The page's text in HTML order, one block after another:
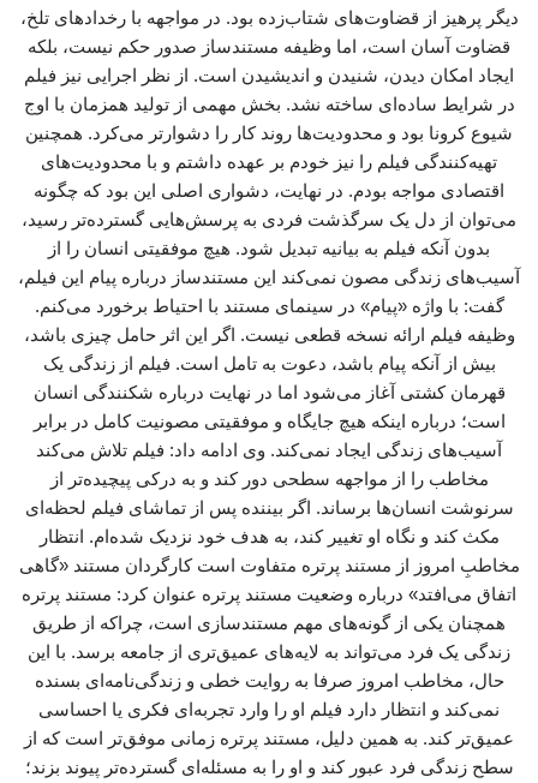
دیگر پرهیز از قضاوت‌های شتاب‌زده بود. در مواجهه با رخدادهای تلخ،
قضاوت آسان است، اما وظیفه مستندساز صدور حکم نیست، بلکه
ایجاد امکان دیدن، شنیدن و اندیشیدن است. از نظر اجرایی نیز فیلم
در شرایط ساده‌ای ساخته نشد. بخش مهمی از تولید همزمان با اوج
شیوع کرونا بود و محدودیت‌ها روند کار را دشوارتر می‌کرد. همچنین
تهیه‌کنندگی فیلم را نیز خودم بر عهده داشتم و با محدودیت‌های
اقتصادی مواجه بودم. در نهایت، دشواری اصلی این بود که چگونه
می‌توان از دل یک سرگذشت فردی به پرسش‌هایی گسترده‌تر رسید،
بدون آنکه فیلم به بیانیه تبدیل شود. هیچ موفقیتی انسان را از
آسیب‌های زندگی مصون نمی‌کند این مستندساز درباره پیام این فیلم،
گفت: با واژه «پیام» در سینمای مستند با احتیاط برخورد می‌کنم.
وظیفه فیلم ارائه نسخه قطعی نیست. اگر این اثر حامل چیزی باشد،
بیش از آنکه پیام باشد، دعوت به تامل است. فیلم از زندگی یک
قهرمان کشتی آغاز می‌شود اما در نهایت درباره شکنندگی انسان
است؛ درباره اینکه هیچ جایگاه و موفقیتی مصونیت کامل در برابر
آسیب‌های زندگی ایجاد نمی‌کند. وی ادامه داد: فیلم تلاش می‌کند
مخاطب را از مواجهه سطحی دور کند و به درکی پیچیده‌تر از
سرنوشت انسان‌ها برساند. اگر بیننده پس از تماشای فیلم لحظه‌ای
مکث کند و نگاه او تغییر کند، به هدف خود نزدیک شده‌ام. انتظار
مخاطبِ امروز از مستند پرتره متفاوت است کارگردان مستند «گاهی
اتفاق می‌افتد» درباره وضعیت مستند پرتره عنوان کرد: مستند پرتره
همچنان یکی از گونه‌های مهم مستندسازی است، چراکه از طریق
زندگی یک فرد می‌تواند به لایه‌های عمیق‌تری از جامعه برسد. با این
حال، مخاطب امروز صرفا به روایت خطی و زندگی‌نامه‌ای بسنده
نمی‌کند و انتظار دارد فیلم او را وارد تجربه‌ای فکری یا احساسی
عمیق‌تر کند. به همین دلیل، مستند پرتره زمانی موفق‌تر است که از
سطح زندگی فرد عبور کند و او را به مسئله‌ای گسترده‌تر پیوند بزند؛